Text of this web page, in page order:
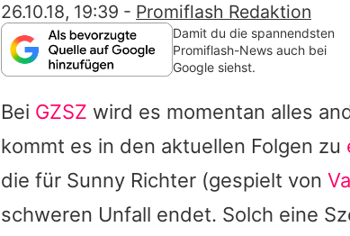
26.10.18, 19:39 - Promiflash Redaktion
Damit du die spannendsten
Promiflash-News auch bei
Google siehst.
Bei GZSZ wird es momentan alles
kommt es in den aktuellen Folgen zu
die für Sunny Richter (gespielt von
schweren Unfall endet. Solch eine